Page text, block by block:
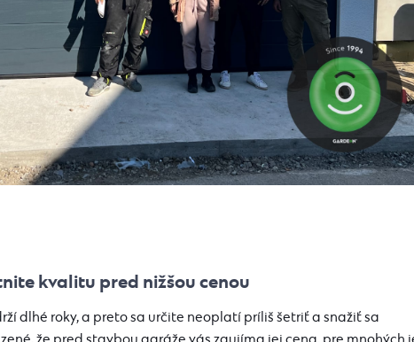
kvalitu pred nižšou cenou
dlhé roky, a preto sa určite neoplatí príliš šetriť a snažiť sa